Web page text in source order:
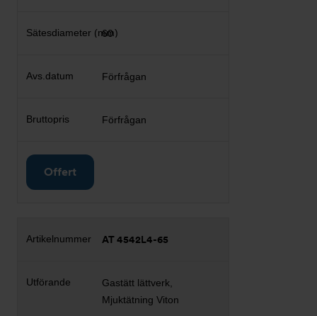
60
Förfrågan
Förfrågan
Offert
AT 4542L4-65
Gastätt lättverk,
Mjuktätning Viton